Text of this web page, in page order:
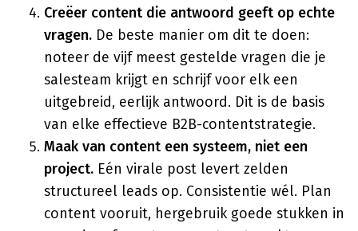
Creëer content die antwoord geeft op echte
vragen. De beste manier om dit te doen:
noteer de vijf meest gestelde vragen die je
salesteam krijgt en schrijf voor elk een
uitgebreid, eerlijk antwoord. Dit is de basis
van elke effectieve B2B-contentstrategie.
Maak van content een systeem, niet een
project. Eén virale post levert zelden
structureel leads op. Consistentie wél. Plan
content vooruit, hergebruik goede stukken in